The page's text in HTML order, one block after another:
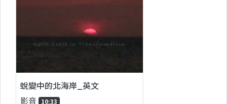
蛻變中的北海岸_英文
影音 10:33